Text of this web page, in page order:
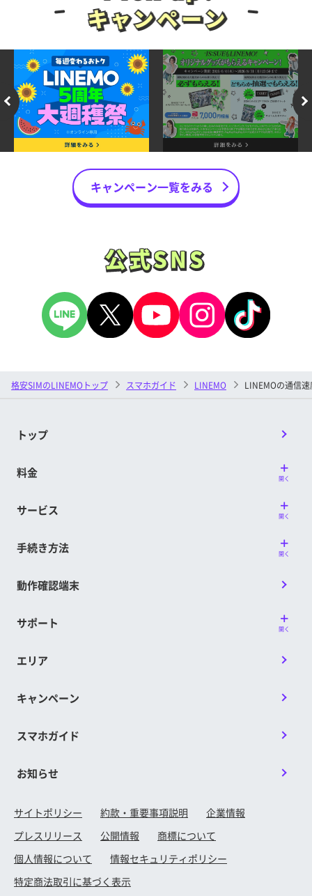
キャンペーン一覧をみる
公式SNS
公式SNS
格安SIMのLINEMOトップ スマホガイド LINEMO LINEMOの通信
トップ
料金 開く
サービス 開く
手続き方法 開く
動作確認端末
サポート 開く
エリア
キャンペーン
スマホガイド
お知らせ
サイトポリシー 約款・重要事項説明
企業情報
プレスリリース
公開情報
商標について
個人情報について
情報セキュリティポリシー
特定商法取引に基づく表示